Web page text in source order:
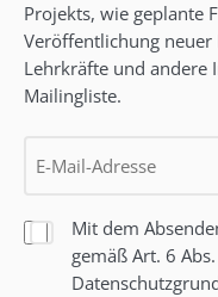
Projekts, wie geplante
Veröffentlichung
Lehrkräfte und andere
Mailingliste.
Mail
Einwilligung
(erforderlich)
Mit dem
gemäß Art. 6